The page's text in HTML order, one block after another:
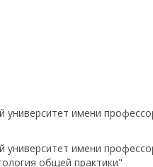
университет имени
университет имени
общей практики"